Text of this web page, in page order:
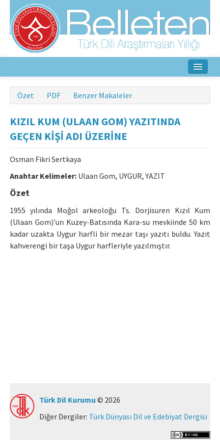
Ana Sayfa
Hakkında
Amaç ve Kapsam
Etik İlkeler
İletişim
Makale Gönder
Özet PDF Benzer Makaleler
KIZIL KUM (ULAAN GOM) YAZITINDA
GEÇEN KİŞİ ADI ÜZERİNE
Osman Fikri Sertkaya
Anahtar Kelimeler: Ulaan Gom, UYGUR, YAZIT
Özet
1955 yılında Moğol arkeoloğu Ts. Dorjisuren Kızıl Kum
(Ulaan Gom)'un Kuzey-Batısında Kara-su mevkiinde 50 km
kadar uzakta Uygur harfli bir mezar taşı yazıtı buldu. Yazıt
kahverengi bir taşa Uygur harfleriyle yazılmıştır.
Türk Dil Kurumu © 2026
Diğer Dergiler: Türk Dünyası Dil ve Edebiyat Dergisi